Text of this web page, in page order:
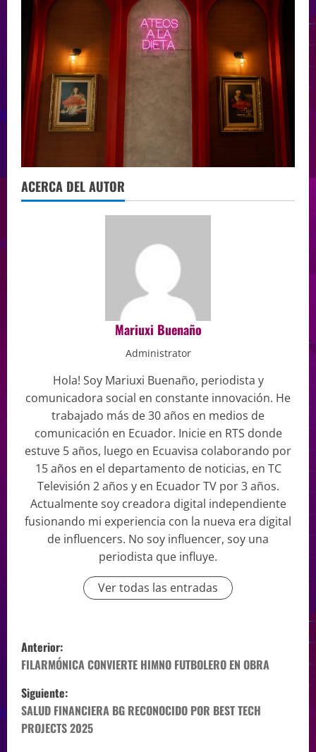
ACERCA DEL AUTOR
Mariuxi Buenaño
Administrator
Hola! Soy Mariuxi Buenaño, periodista y
comunicadora social en constante innovación. He
trabajado más de 30 años en medios de
comunicación en Ecuador. Inicie en RTS donde
estuve 5 años, luego en Ecuavisa colaborando por
15 años en el departamento de noticias, en TC
Televisión 2 años y en Ecuador TV por 3 años.
Actualmente soy creadora digital independiente
fusionando mi experiencia con la nueva era digital
de influencers. No soy influencer, soy una
periodista que influye.
Ver todas las entradas
Anterior:
FILARMÓNICA CONVIERTE HIMNO FUTBOLERO EN OBRA
Siguiente:
SALUD FINANCIERA BG RECONOCIDO POR BEST TECH
PROJECTS 2025